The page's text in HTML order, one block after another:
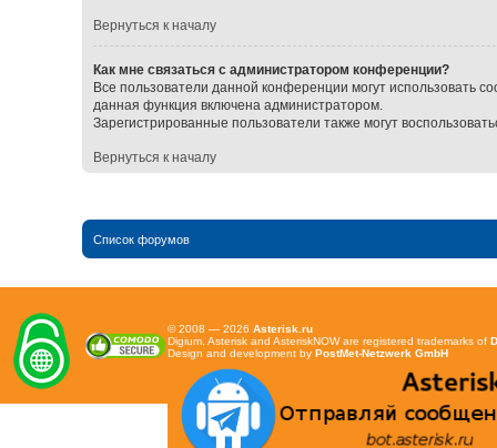
Вернуться к началу
Как мне связаться с администратором конференции?
Все пользователи данной конференции могут использовать
данная функция включена администратором.
Зарегистрированные пользователи также могут
Вернуться к началу
Список форумов
© 2008 — 2026 Asterisk.ru
Digium, Asterisk and AsteriskNOW are registered trademarks of
Design and development by PostMet-Netzwerk GmbH